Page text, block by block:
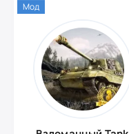
Мод